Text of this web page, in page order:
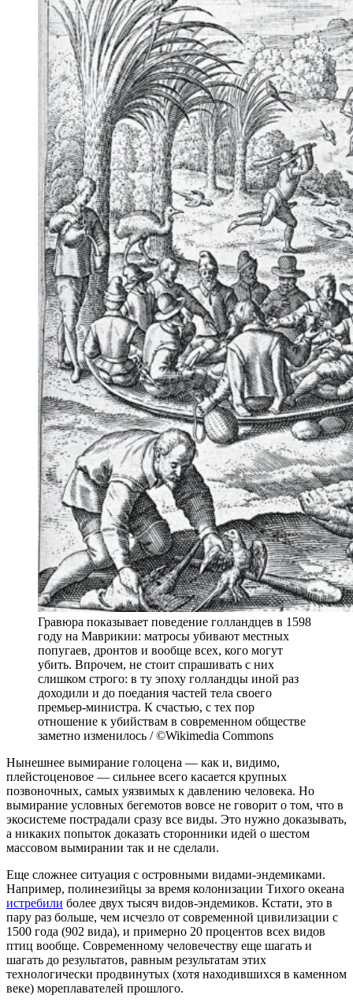
Гравюра показывает поведение голландцев в 1598
году на Маврикии: матросы убивают местных
попугаев, дронтов и вообще всех, кого могут
убить. Впрочем, не стоит спрашивать с них
слишком строго: в ту эпоху голландцы иной раз
доходили и до поедания частей тела своего
премьер-министра. К счастью, с тех пор
отношение к убийствам в современном обществе
заметно изменилось / ©Wikimedia Commons
Нынешнее вымирание голоцена — как и, видимо,
плейстоценовое — сильнее всего касается крупных
позвоночных, самых уязвимых к давлению человека. Но
вымирание условных бегемотов вовсе не говорит о том, что в
экосистеме пострадали сразу все виды. Это нужно доказывать,
а никаких попыток доказать сторонники идей о шестом
массовом вымирании так и не сделали.
Еще сложнее ситуация с островными видами-эндемиками.
Например, полинезийцы за время колонизации Тихого океана
истребили более двух тысяч видов-эндемиков. Кстати, это в
пару раз больше, чем исчезло от современной цивилизации с
1500 года (902 вида), и примерно 20 процентов всех видов
птиц вообще. Современному человечеству еще шагать и
шагать до результатов, равным результатам этих
технологически продвинутых (хотя находившихся в каменном
веке) мореплавателей прошлого.